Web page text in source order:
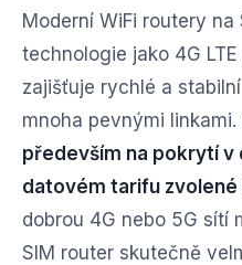
Moderní WiFi routery
technologie jako 4G
zajišťuje rychlé a
mnoha pevnými linkami.
především na pokrytí v
datovém tarifu zvolené
dobrou 4G nebo 5G sítí
SIM router skutečně